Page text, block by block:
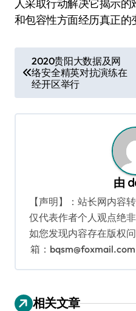
人采取行动解决它揭示
和包容性方面经历真正的
章
导
航
2020贵阳大数据及网
络安全精英对抗演练在
经开区举行
由
【声明】：站长网内容
仅代表作者个人观点绝
如您发现内容存在版权
箱：
相关文章